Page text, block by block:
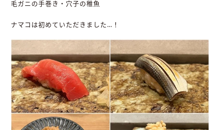
毛ガニの手巻き・穴子の稚魚
ナマコは初めていただきました…！